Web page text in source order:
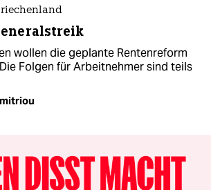
wollen die geplante Rentenreform
Folgen für Arbeitnehmer sind teils